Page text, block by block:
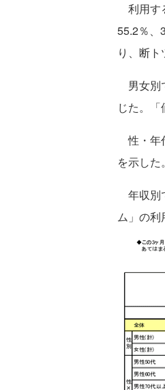
利用す
55.2％、
り、断ト
男女別
じた。
性・年
を示した
年収別
ム」の利